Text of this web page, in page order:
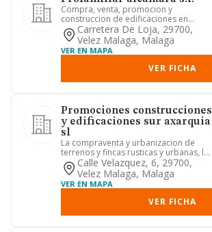
Compra, venta, promocion y
construccion de edificaciones en
general, tales como parcelas,
viviendas...
Carretera De Loja, 29700,
Velez Malaga, Malaga
VER EN MAPA
VER FICHA
Promociones construcciones
y edificaciones sur axarquia
sl
La compraventa y urbanizacion de
terrenos y fincas rusticas y urbanas, la
promocion, construccion y...
Calle Velazquez, 6, 29700,
Velez Malaga, Malaga
VER EN MAPA
VER FICHA